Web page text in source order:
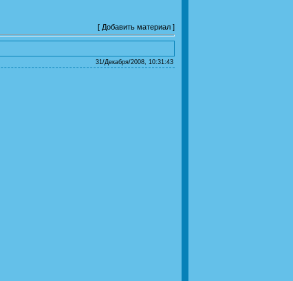
[ Добавить материал ]
31/Декабря/2008, 10:31:43